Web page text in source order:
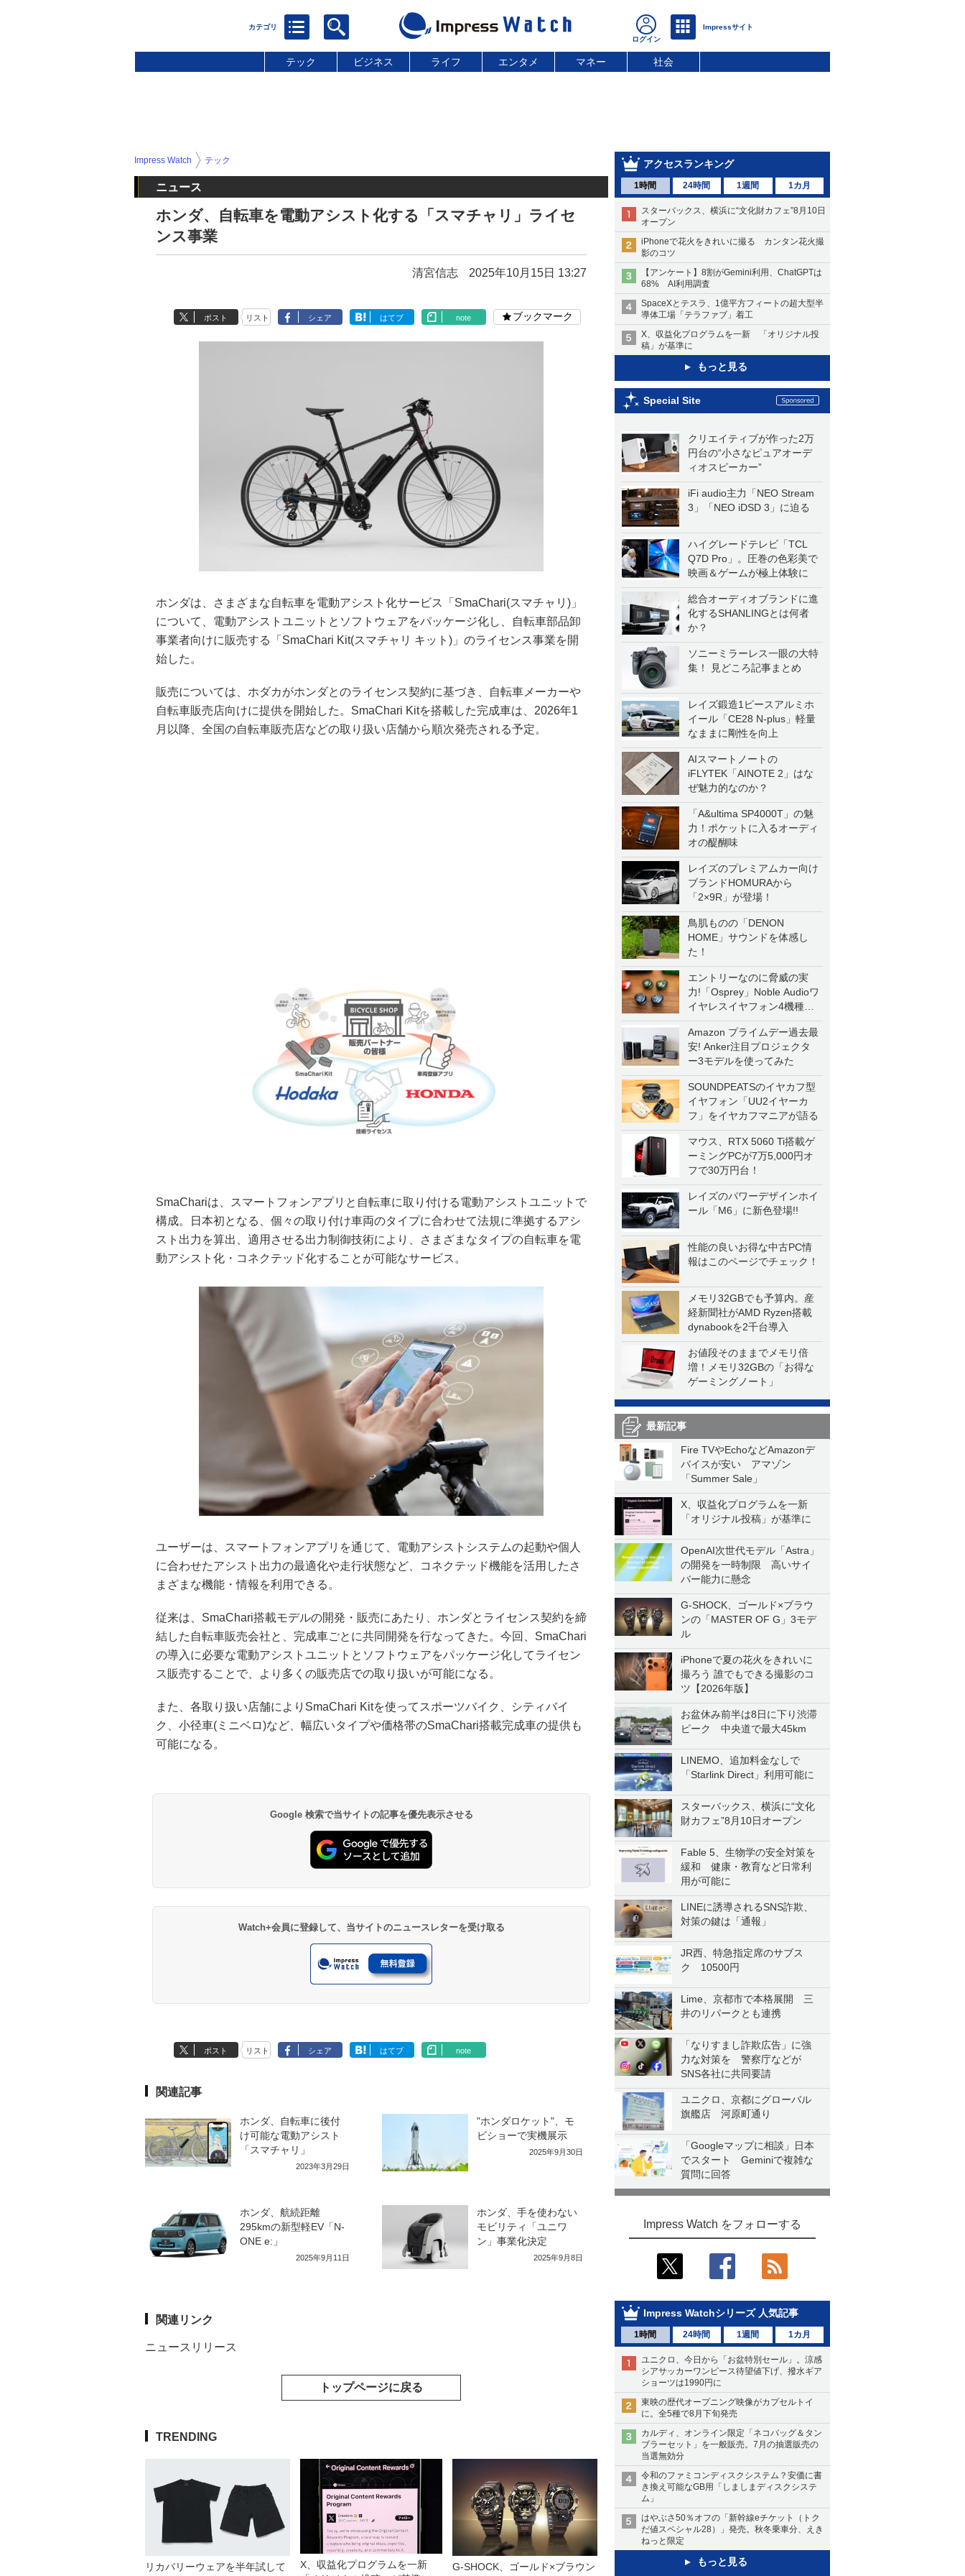
テック ビジネス ライフ エンタメ マネー 社会
アクセスランキング
1時間 24時間 1週間 1カ月
スターバックス、横浜に“文化財カフェ”8月10日
オープン
iPhoneで花火をきれいに撮る カンタン花火撮
影のコツ
【アンケート】8割がGemini利用、ChatGPTは
68% AI利用調査
SpaceXとテスラ、1億平方フィートの超大型半
導体工場「テラファブ」着工
X、収益化プログラムを一新 「オリジナル投
稿」が基準に
もっと見る
Special Site
クリエイティブが作った2万
円台の“小さなピュアオーデ
ィオスピーカー”
iFi audio主力「NEO Stream
3」「NEO iDSD 3」に迫る
ハイグレードテレビ「TCL
Q7D Pro」。圧巻の色彩美で
映画＆ゲームが極上体験に
総合オーディオブランドに進
化するSHANLINGとは何者
か？
ソニーミラーレス一眼の大特
集！ 見どころ記事まとめ
レイズ鍛造1ピースアルミホ
イール「CE28 N-plus」軽量
なままに剛性を向上
AIスマートノートの
iFLYTEK「AINOTE 2」はな
ぜ魅力的なのか？
「A&ultima SP4000T」の魅
力！ポケットに入るオーディ
オの醍醐味
レイズのプレミアムカー向け
ブランドHOMURAから
「2×9R」が登場！
鳥肌ものの「DENON
HOME」サウンドを体感し
た！
エントリーなのに脅威の実
力!「Osprey」Noble Audioワ
イヤレスイヤフォン4機種を
一気に聴く
Amazon プライムデー過去最
安! Anker注目プロジェクタ
ー3モデルを使ってみた
SOUNDPEATSのイヤカフ型
イヤフォン「UU2イヤーカ
フ」をイヤカフマニアが語る
マウス、RTX 5060 Ti搭載ゲ
ーミングPCが7万5,000円オ
フで30万円台！
レイズのパワーデザインホイ
ール「M6」に新色登場!!
性能の良いお得な中古PC情
報はこのページでチェック！
メモリ32GBでも予算内。産
経新聞社がAMD Ryzen搭載
dynabookを2千台導入
お値段そのままでメモリ倍
増！メモリ32GBの「お得な
ゲーミングノート」
最新記事
Fire TVやEchoなどAmazonデ
バイスが安い アマゾン
「Summer Sale」
X、収益化プログラムを一新
「オリジナル投稿」が基準に
OpenAI次世代モデル「Astra」
の開発を一時制限 高いサイ
バー能力に懸念
G-SHOCK、ゴールド×ブラウ
ンの「MASTER OF G」3モデ
ル
iPhoneで夏の花火をきれいに
撮ろう 誰でもできる撮影のコ
ツ【2026年版】
お盆休み前半は8日に下り渋滞
ピーク 中央道で最大45km
LINEMO、追加料金なしで
「Starlink Direct」利用可能に
スターバックス、横浜に“文化
財カフェ”8月10日オープン
Fable 5、生物学の安全対策を
緩和 健康・教育など日常利
用が可能に
LINEに誘導されるSNS詐欺、
対策の鍵は「通報」
JR西、特急指定席のサブス
ク 10500円
Lime、京都市で本格展開 三
井のリパークとも連携
「なりすまし詐欺広告」に強
力な対策を 警察庁などが
SNS各社に共同要請
ユニクロ、京都にグローバル
旗艦店 河原町通り
「Googleマップに相談」日本
でスタート Geminiで複雑な
質問に回答
Impress Watch をフォローする
Impress Watchシリーズ 人気記事
1時間 24時間 1週間 1カ月
ユニクロ、今日から「お盆特別セール」。涼感
シアサッカーワンピース待望値下げ、撥水ギア
ショーツは1990円に
東映の歴代オープニング映像がカプセルトイ
に。全5種で8月下旬発売
カルディ、オンライン限定「ネコバッグ＆タン
ブラーセット」を一般販売。7月の抽選販売の
当選無効分
令和のファミコンディスクシステム？安価に書
き換え可能なGB用「しましまディスクシステ
ム」
はやぶさ50％オフの「新幹線eチケット（トク
だ値スペシャル28）」発売。秋冬乗車分、えき
ねっと限定
もっと見る
Impress Watch テック
ニュース
ホンダ、自転車を電動アシスト化する「スマチャリ」ライセ
ンス事業
清宮信志 2025年10月15日 13:27
ポスト リスト シェア はてブ note ブックマーク
ホンダは、さまざまな自転車を電動アシスト化サービス「SmaChari(スマチャリ)」
について、電動アシストユニットとソフトウェアをパッケージ化し、自転車部品卸
事業者向けに販売する「SmaChari Kit(スマチャリ キット)」のライセンス事業を開
始した。
販売については、ホダカがホンダとのライセンス契約に基づき、自転車メーカーや
自転車販売店向けに提供を開始した。SmaChari Kitを搭載した完成車は、2026年1
月以降、全国の自転車販売店などの取り扱い店舗から順次発売される予定。
SmaChariは、スマートフォンアプリと自転車に取り付ける電動アシストユニットで
構成。日本初となる、個々の取り付け車両のタイプに合わせて法規に準拠するアシ
スト出力を算出、適用させる出力制御技術により、さまざまなタイプの自転車を電
動アシスト化・コネクテッド化することが可能なサービス。
ユーザーは、スマートフォンアプリを通じて、電動アシストシステムの起動や個人
に合わせたアシスト出力の最適化や走行状態など、コネクテッド機能を活用したさ
まざまな機能・情報を利用できる。
従来は、SmaChari搭載モデルの開発・販売にあたり、ホンダとライセンス契約を締
結した自転車販売会社と、完成車ごとに共同開発を行なってきた。今回、SmaChari
の導入に必要な電動アシストユニットとソフトウェアをパッケージ化してライセン
ス販売することで、より多くの販売店での取り扱いが可能になる。
また、各取り扱い店舗によりSmaChari Kitを使ってスポーツバイク、シティバイ
ク、小径車(ミニベロ)など、幅広いタイプや価格帯のSmaChari搭載完成車の提供も
可能になる。
Google 検索で当サイトの記事を優先表示させる
Watch+会員に登録して、当サイトのニュースレターを受け取る
ポスト リスト シェア はてブ note
関連記事
ホンダ、自転車に後付
け可能な電動アシスト
「スマチャリ」
2023年3月29日
"ホンダロケット"、モ
ビショーで実機展示
2025年9月30日
ホンダ、航続距離
295kmの新型軽EV「N-
ONE e:」
2025年9月11日
ホンダ、手を使わない
モビリティ「ユニワ
ン」事業化決定
2025年9月8日
関連リンク
ニュースリリース
トップページに戻る
TRENDING
リカバリーウェアを半年試して
X、収益化プログラムを一新
G-SHOCK、ゴールド×ブラウン